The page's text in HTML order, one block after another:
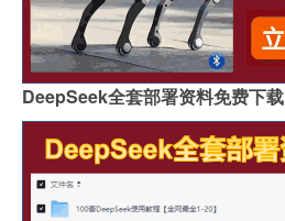
DeepSeek全套部署资料免费下载